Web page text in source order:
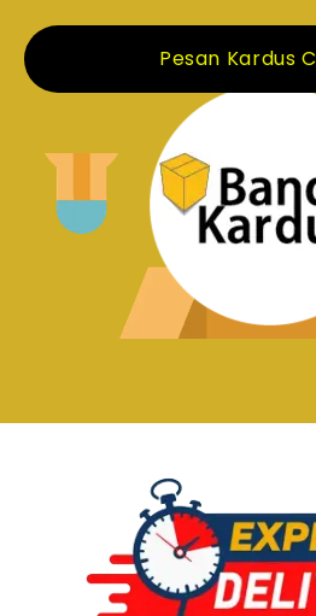
Pesan Kardus